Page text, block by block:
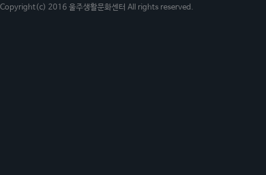
Copyright(c) 2016 울주생활문화센터 All rights reserved.